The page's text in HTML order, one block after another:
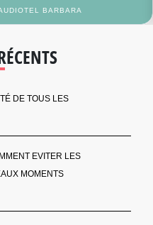
BARBARA
DE TOUS LES
EVITER LES
MOMENTS